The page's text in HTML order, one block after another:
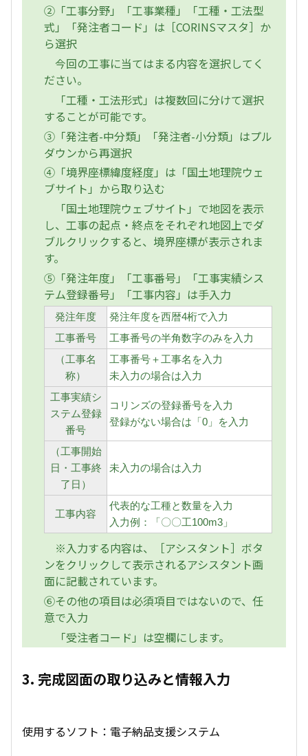
②「工事分野」「工事業種」「工種・工法型
式」「発注者コード」は［CORINSマスタ］か
ら選択
今回の工事に当てはまる内容を選択してく
ださい。
「工種・工法形式」は複数回に分けて選択
することが可能です。
③「発注者-中分類」「発注者-小分類」はプル
ダウンから再選択
④「境界座標緯度経度」は「国土地理院ウェ
ブサイト」から取り込む
「国土地理院ウェブサイト」で地図を表示
し、工事の起点・終点をそれぞれ地図上でダ
ブルクリックすると、境界座標が表示されま
す。
⑤「発注年度」「工事番号」「工事実績シス
テム登録番号」「工事内容」は手入力
発注年度
発注年度を西暦4桁で入力
工事番号
工事番号の半角数字のみを入力
（工事名
称）
工事番号＋工事名を入力
未入力の場合は入力
工事実績シ
ステム登録
番号
コリンズの登録番号を入力
登録がない場合は「0」を入力
（工事開始
日・工事終
了日）
未入力の場合は入力
工事内容
代表的な工種と数量を入力
入力例：「〇〇工100m3」
※入力する内容は、［アシスタント］ボタ
ンをクリックして表示されるアシスタント画
面に記載されています。
⑥その他の項目は必須項目ではないので、任
意で入力
「受注者コード」は空欄にします。
3. 完成図面の取り込みと情報入力
使用するソフト：電子納品支援システム